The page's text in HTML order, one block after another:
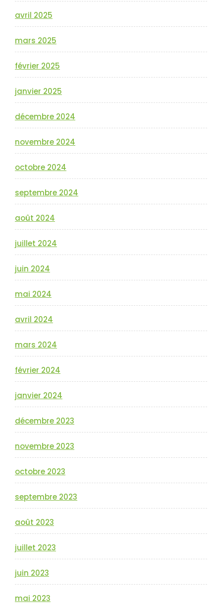
avril 2025
mars 2025
février 2025
janvier 2025
décembre 2024
novembre 2024
octobre 2024
septembre 2024
août 2024
juillet 2024
juin 2024
mai 2024
avril 2024
mars 2024
février 2024
janvier 2024
décembre 2023
novembre 2023
octobre 2023
septembre 2023
août 2023
juillet 2023
juin 2023
mai 2023